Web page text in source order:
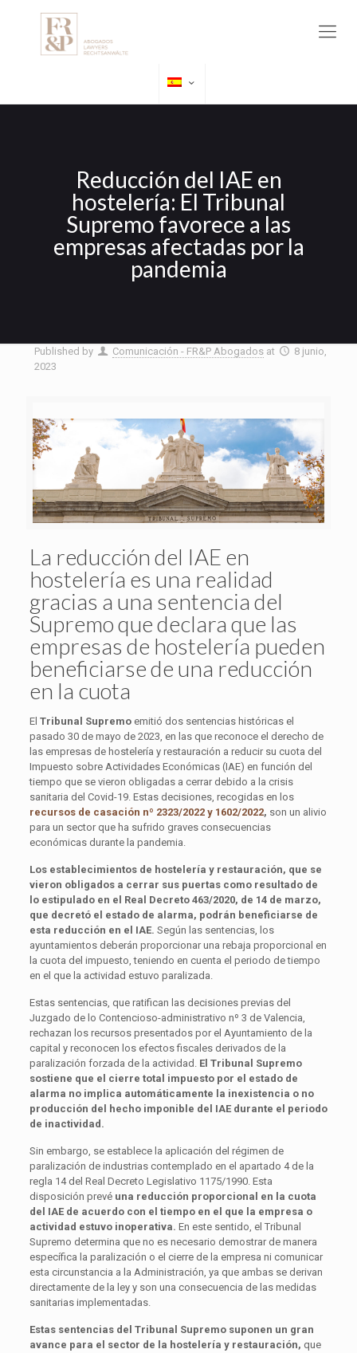
Reducción del IAE en
hostelería: El Tribunal
Supremo favorece a las
empresas afectadas por la
pandemia
Published by Comunicación - FR&P Abogados at
8 junio,
2023
La reducción del IAE en
hostelería es una realidad
gracias a una sentencia del
Supremo que declara que las
empresas de hostelería pueden
beneficiarse de una reducción
en la cuota
El Tribunal Supremoemitió dos sentencias históricas el
pasado 30 de mayo de 2023, en las que reconoce el derecho de
las empresas de hostelería y restauración a reducir su cuota del
Impuesto sobre Actividades Económicas (IAE) en función del
tiempo que se vieron obligadas a cerrar debido a la crisis
sanitaria del Covid-19. Estas decisiones, recogidas en los
recursos de casación nº 2323/2022 y 1602/2022, son un alivio
para un sector que ha sufrido graves consecuencias
económicas durante la pandemia.
Los establecimientos de hostelería y restauración, que se
vieron obligados a cerrar sus puertas como resultado de
lo estipulado en el Real Decreto 463/2020, de 14 de marzo,
que decretó el estado de alarma, podrán beneficiarse de
esta reducción en el IAE. Según las sentencias, los
ayuntamientos deberán proporcionar una rebaja proporcional en
la cuota del impuesto, teniendo en cuenta el periodo de tiempo
en el que la actividad estuvo paralizada.
Estas sentencias, que ratifican las decisiones previas del
Juzgado de lo Contencioso-administrativo nº 3 de Valencia,
rechazan los recursos presentados por el Ayuntamiento de la
capital y reconocen los efectos fiscales derivados de la
paralización forzada de la actividad. El Tribunal Supremo
sostiene que el cierre total impuesto por el estado de
alarma no implica automáticamente la inexistencia o no
producción del hecho imponible del IAE durante el periodo
de inactividad.
Sin embargo, se establece la aplicación del régimen de
paralización de industrias contemplado en el apartado 4 de la
regla 14 del Real Decreto Legislativo 1175/1990. Esta
disposición prevé una reducción proporcional en la cuota
del IAE de acuerdo con el tiempo en el que la empresa o
actividad estuvo inoperativa. En este sentido, el Tribunal
Supremo determina que no es necesario demostrar de manera
específica la paralización o el cierre de la empresa ni comunicar
esta circunstancia a la Administración, ya que ambas se derivan
directamente de la ley y son una consecuencia de las medidas
sanitarias implementadas.
Estas sentencias del Tribunal Supremo suponen un gran
avance para el sector de la hostelería y restauración, que